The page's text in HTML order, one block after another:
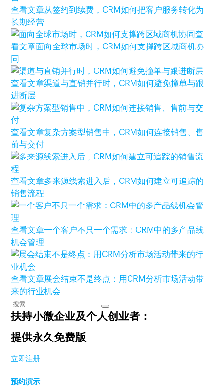
查看文章从签约到续费，CRM如何把客户服务转化为
长期经营
查
看文章面向全球市场时，CRM如何支撑跨区域商机协
同
查看文章渠道与直销并行时，CRM如何避免撞单与跟
进断层
查看文章复杂方案型销售中，CRM如何连接销售、售
前与交付
查看文章多来源线索进入后，CRM如何建立可追踪的
销售流程
查看文章一个客户不只一个需求：CRM中的多产品线
机会管理
查看文章展会结束不是终点：用CRM分析市场活动带
来的行业机会
扶持小微企业及个人创业者：
提供永久免费版
立即注册
预约演示